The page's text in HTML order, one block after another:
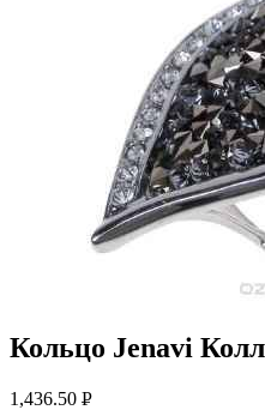
Кольцо Jenavi
1,436.50 Р